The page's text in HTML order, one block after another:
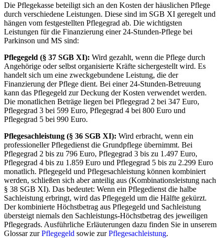
Die Pflegekasse beteiligt sich an den Kosten der häuslichen Pflege
durch verschiedene Leistungen. Diese sind im SGB XI geregelt und
hängen vom festgestellten Pflegegrad ab. Die wichtigsten
Leistungen für die Finanzierung einer 24-Stunden-Pflege bei
Parkinson und MS sind:
Pflegegeld (§ 37 SGB XI): Wird gezahlt, wenn die Pflege durch
Angehörige oder selbst organisierte Kräfte sichergestellt wird. Es
handelt sich um eine zweckgebundene Leistung, die der
Finanzierung der Pflege dient. Bei einer 24-Stunden-Betreuung
kann das Pflegegeld zur Deckung der Kosten verwendet werden.
Die monatlichen Beträge liegen bei Pflegegrad 2 bei 347 Euro,
Pflegegrad 3 bei 599 Euro, Pflegegrad 4 bei 800 Euro und
Pflegegrad 5 bei 990 Euro.
Pflegesachleistung (§ 36 SGB XI): Wird erbracht, wenn ein
professioneller Pflegedienst die Grundpflege übernimmt. Bei
Pflegegrad 2 bis zu 796 Euro, Pflegegrad 3 bis zu 1.497 Euro,
Pflegegrad 4 bis zu 1.859 Euro und Pflegegrad 5 bis zu 2.299 Euro
monatlich. Pflegegeld und Pflegesachleistung können kombiniert
werden, schließen sich aber anteilig aus (Kombinationsleistung nach
§ 38 SGB XI). Das bedeutet: Wenn ein Pflegedienst die halbe
Sachleistung erbringt, wird das Pflegegeld um die Hälfte gekürzt.
Der kombinierte Höchstbetrag aus Pflegegeld und Sachleistung
übersteigt niemals den Sachleistungs-Höchstbetrag des jeweiligen
Pflegegrads. Ausführliche Erläuterungen dazu finden Sie in unserem
Glossar zurPflegegeld sowie zurPflegesachleistung.